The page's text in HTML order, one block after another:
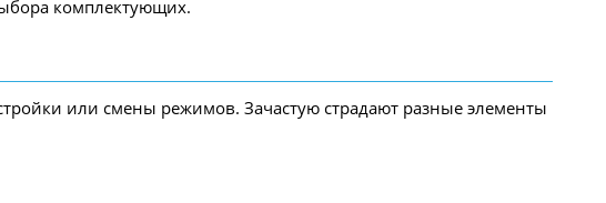
комплектующих.
или смены режимов. Зачастую страдают разные элементы